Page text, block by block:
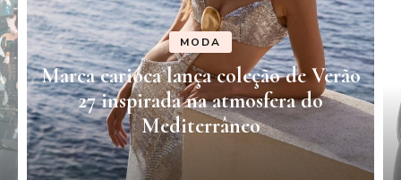
MÚSICA
Universo Alegria abre venda de
ingressos nesta sexta-feira (7) para
edição de Porto Alegre